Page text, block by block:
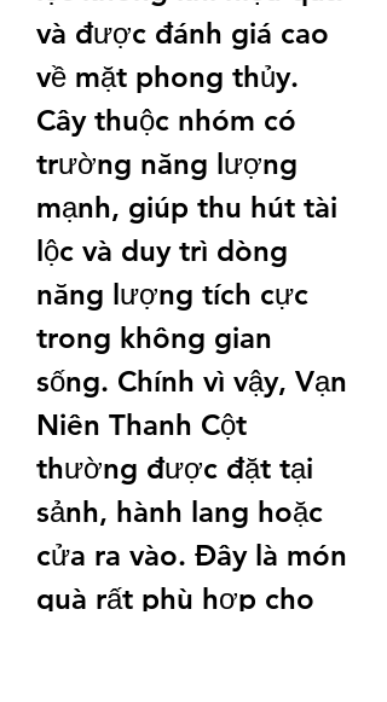
và được đánh giá cao
về mặt phong thủy.
Cây thuộc nhóm có
trường năng lượng
mạnh, giúp thu hút tài
lộc và duy trì dòng
năng lượng tích cực
trong không gian
sống. Chính vì vậy, Vạn
Niên Thanh Cột
thường được đặt tại
sảnh, hành lang hoặc
cửa ra vào. Đây là món
quà rất phù hợp cho